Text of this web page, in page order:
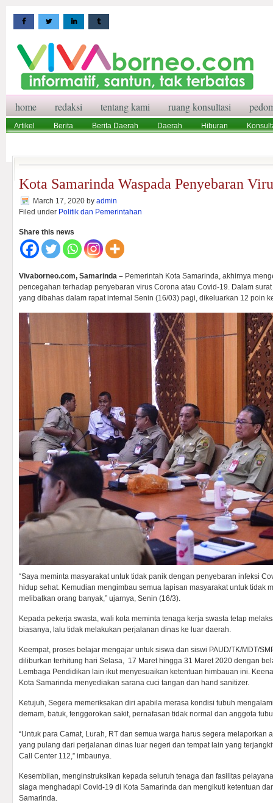
home redaksi tentang kami ruang konsultasi
Artikel Berita Berita Daerah Daerah Hiburan
Kota Samarinda Waspada Penyebaran
March 17, 2020 by admin
Filed under Politik dan Pemerintahan
Share this news
Vivaborneo.com, Samarinda – Pemerintah Kota Samarinda, akhirnya
pencegahan terhadap penyebaran virus Corona atau Covid-19. Dalam
yang dibahas dalam rapat internal Senin (16/03) pagi, dikeluarkan 12 poin
“Saya meminta masyarakat untuk tidak panik dengan penyebaran infeksi
hidup sehat. Kemudian mengimbau semua lapisan masyarakat untuk tidak
melibatkan orang banyak,” ujarnya, Senin (16/3).
Kepada pekerja swasta, wali kota meminta tenaga kerja swasta tetap
biasanya, lalu tidak melakukan perjalanan dinas ke luar daerah.
Keempat, proses belajar mengajar untuk siswa dan siswi PAUD/TK/MDT/
diliburkan terhitung hari Selasa, 17 Maret hingga 31 Maret 2020 dengan
Lembaga Pendidikan lain ikut menyesuaikan ketentuan himbauan ini.
Kota Samarinda menyediakan sarana cuci tangan dan hand sanitizer.
Ketujuh, Segera memeriksakan diri apabila merasa kondisi tubuh
demam, batuk, tenggorokan sakit, pernafasan tidak normal dan anggota
“Untuk para Camat, Lurah, RT dan semua warga harus segera melaporkan
yang pulang dari perjalanan dinas luar negeri dan tempat lain yang
Call Center 112,” imbaunya.
Kesembilan, menginstruksikan kepada seluruh tenaga dan fasilitas
siaga menghadapi Covid-19 di Kota Samarinda dan mengikuti ketentuan
Samarinda.